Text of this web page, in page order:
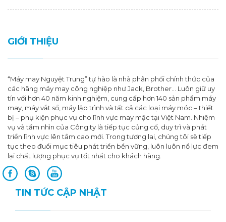
GIỚI THIỆU
“Máy may Nguyệt Trung” tự hào là nhà phân phối chính thức của
các hãng máy may công nghiệp như Jack, Brother… Luôn giữ uy
tín với hơn 40 năm kinh nghiệm, cung cấp hơn 140 sản phẩm máy
may, máy vắt sổ, máy lập trình và tất cả các loại máy móc – thiết
bị – phụ kiện phục vụ cho lĩnh vực may mặc tại Việt Nam. Nhiệm
vụ và tầm nhìn của Công ty là tiếp tục củng cố, duy trì và phát
triển lĩnh vực lên tầm cao mới. Trong tương lai, chúng tôi sẽ tiếp
tục theo đuổi mục tiêu phát triển bền vững, luôn luôn nổ lực đem
lại chất lượng phục vụ tốt nhất cho khách hàng.
TIN TỨC CẬP NHẬT